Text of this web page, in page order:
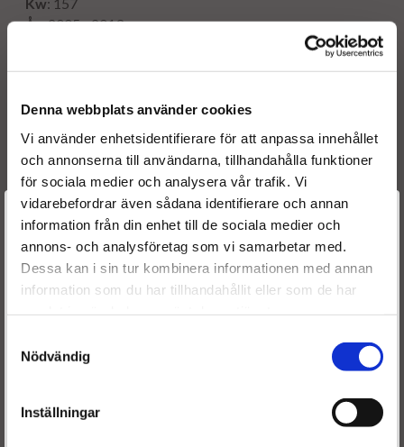
Denna webbplats använder cookies
Vi använder enhetsidentifierare för att anpassa innehållet
och annonserna till användarna, tillhandahålla funktioner
för sociala medier och analysera vår trafik. Vi
vidarebefordrar även sådana identifierare och annan
information från din enhet till de sociala medier och
annons- och analysföretag som vi samarbetar med.
Dessa kan i sin tur kombinera informationen med annan
information som du har tillhandahållit eller som de har
Nödvändig
Inställningar
Kw: 157
År: 2005 - 2013
Originalnummer:
0445120017
0445120017R
5010450433
5010450533
0986435531
Frakt:
Leveranstiden normalt ca är 2-5 arbetsdagar.
Välkommen till
Dieselspecialisten.se
För att förbättra din upplevelse på vår hemsida ber vi dig
välja vilken kategori du tillhör